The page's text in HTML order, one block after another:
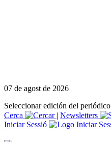
07 de agost de 2026
Seleccionar edición del periódico
Cerca
| Newsletters
Iniciar Sessió